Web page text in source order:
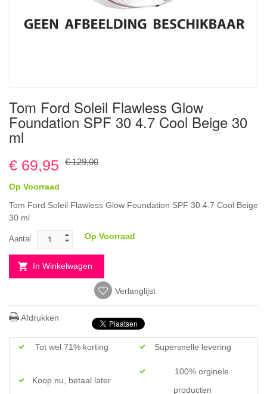
naar
het
begin
van
afbeeldingen-
Tom Ford Soleil Flawless Glow
Foundation SPF 30 4.7 Cool Beige 30
ml
€ 69,95 € 129,00
Op Voorraad
Tom Ford Soleil Flawless Glow Foundation SPF 30 4.7 Cool Beige
30 ml
Aantal Op Voorraad
In Winkelwagen
Verlanglijst
Afdrukken
Tot wel 71% korting Supersnelle levering
Koop nu, betaal later
100% orginele
producten